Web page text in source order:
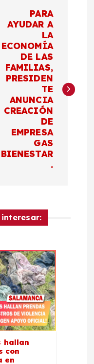
PARA
AYUDAR A
LA
ECONOMÍA
DE LAS
FAMILIAS,
PRESIDEN
TE
ANUNCIA
CREACIÓN
DE
EMPRESA
GAS
BIENESTAR
.
hallan
con
en